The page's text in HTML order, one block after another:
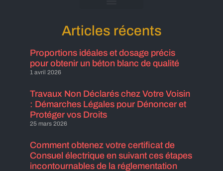
Articles récents
Proportions idéales et dosage précis
pour obtenir un béton blanc de qualité
1 avril 2026
Travaux Non Déclarés chez Votre Voisin
: Démarches Légales pour Dénoncer et
Protéger vos Droits
25 mars 2026
Comment obtenez votre certificat de
Consuel électrique en suivant ces étapes
incontournables de la réglementation